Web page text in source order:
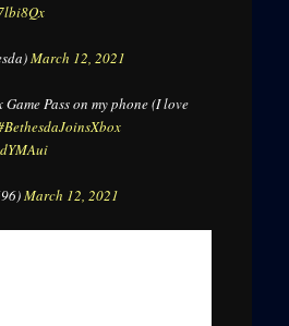
March 12, 2021
Pass on my phone (I love
March 12, 2021